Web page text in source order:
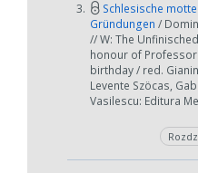
3.
Schlesische
Gründungen /
// W: The
honour of
birthday / red.
Levente Szöcas,
Vasilescu: Editura